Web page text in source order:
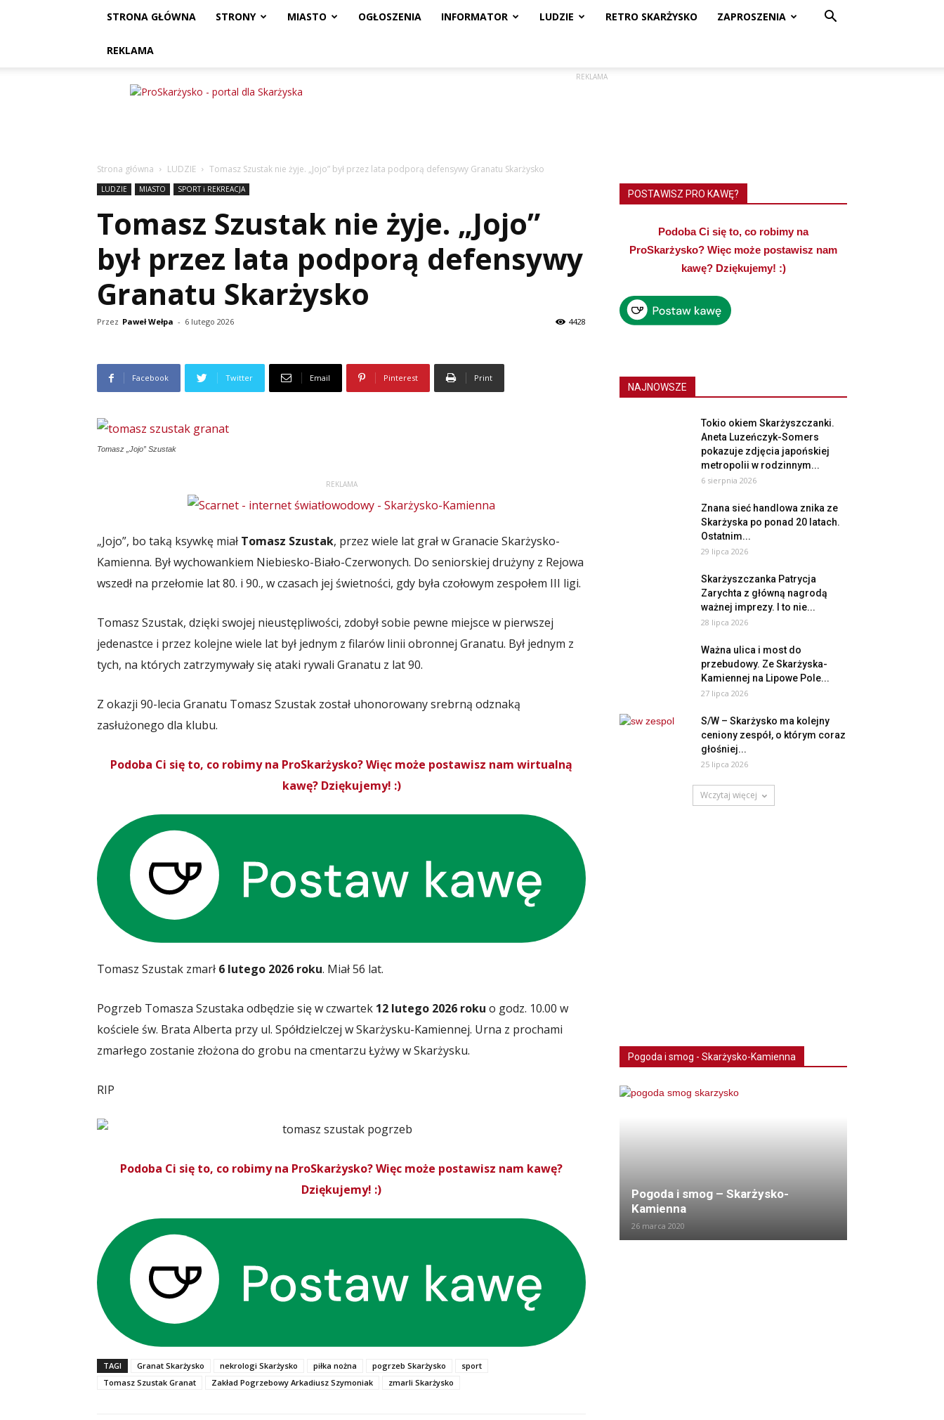
STRONA GŁÓWNA STRONY MIASTO OGŁOSZENIA INFORMATOR LUDZIE RETRO SKARŻYSKO ZAPROSZENIA
REKLAMA
ProSkarżysko
REKLAMA
Strona główna LUDZIE Tomasz Szustak nie żyje. „Jojo” był przez lata podporą defensywy Granatu Skarżysko
LUDZIE MIASTO SPORT i REKREACJA
Tomasz Szustak nie żyje. „Jojo”
był przez lata podporą defensywy
Granatu Skarżysko
Przez Paweł Wełpa - 6 lutego 2026 4428
Facebook Twitter Email Pinterest Print
Tomasz „Jojo” Szustak
REKLAMA
„Jojo”, bo taką ksywkę miał Tomasz Szustak, przez wiele lat grał w Granacie Skarżysko-
Kamienna. Był wychowankiem Niebiesko-Biało-Czerwonych. Do seniorskiej drużyny z Rejowa
wszedł na przełomie lat 80. i 90., w czasach jej świetności, gdy była czołowym zespołem III ligi.
Tomasz Szustak, dzięki swojej nieustępliwości, zdobył sobie pewne miejsce w pierwszej
jedenastce i przez kolejne wiele lat był jednym z filarów linii obronnej Granatu. Był jednym z
tych, na których zatrzymywały się ataki rywali Granatu z lat 90.
Z okazji 90-lecia Granatu Tomasz Szustak został uhonorowany srebrną odznaką
zasłużonego dla klubu.
Podoba Ci się to, co robimy na ProSkarżysko? Więc może postawisz nam wirtualną
kawę? Dziękujemy! :)
Tomasz Szustak zmarł 6 lutego 2026 roku. Miał 56 lat.
Pogrzeb Tomasza Szustaka odbędzie się w czwartek 12 lutego 2026 roku o godz. 10.00 w
kościele św. Brata Alberta przy ul. Spółdzielczej w Skarżysku-Kamiennej. Urna z prochami
zmarłego zostanie złożona do grobu na cmentarzu Łyżwy w Skarżysku.
RIP
Podoba Ci się to, co robimy na ProSkarżysko? Więc może postawisz nam kawę?
Dziękujemy! :)
TAGI Granat Skarżysko nekrologi Skarżysko piłka nożna pogrzeb Skarżysko
sport
Tomasz Szustak Granat
Zakład Pogrzebowy Arkadiusz Szymoniak zmarli Skarżysko
POSTAWISZ PRO KAWĘ?
Podoba Ci się to, co robimy na
ProSkarżysko? Więc może postawisz nam
kawę? Dziękujemy! :)
NAJNOWSZE
Tokio okiem Skarżyszczanki.
Aneta Luzeńczyk-Somers
pokazuje zdjęcia japońskiej
metropolii w rodzinnym...
6 sierpnia 2026
Znana sieć handlowa znika ze
Skarżyska po ponad 20 latach.
Ostatnim...
29 lipca 2026
Skarżyszczanka Patrycja
Zarychta z główną nagrodą
ważnej imprezy. I to nie...
28 lipca 2026
Ważna ulica i most do
przebudowy. Ze Skarżyska-
Kamiennej na Lipowe Pole...
27 lipca 2026
S/W – Skarżysko ma kolejny
ceniony zespół, o którym coraz
głośniej...
25 lipca 2026
Wczytaj więcej
Pogoda i smog - Skarżysko-Kamienna
Pogoda i smog – Skarżysko-
Kamienna
26 marca 2020